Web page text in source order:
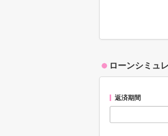
ローンシミュ
返済期間